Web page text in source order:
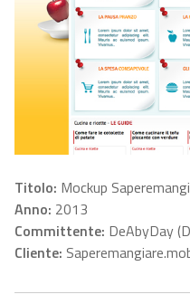
Titolo: Mockup
Anno: 2013
Committente: DeAbyDay
Cliente: